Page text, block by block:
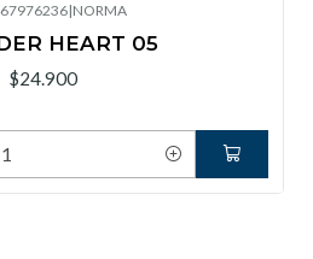
|NORMA
HEART 05
$24.900